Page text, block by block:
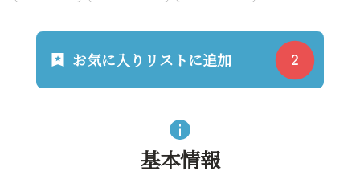
お気に入りリストに追加
基本情報